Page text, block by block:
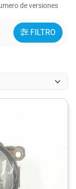
de versiones
FILTRO